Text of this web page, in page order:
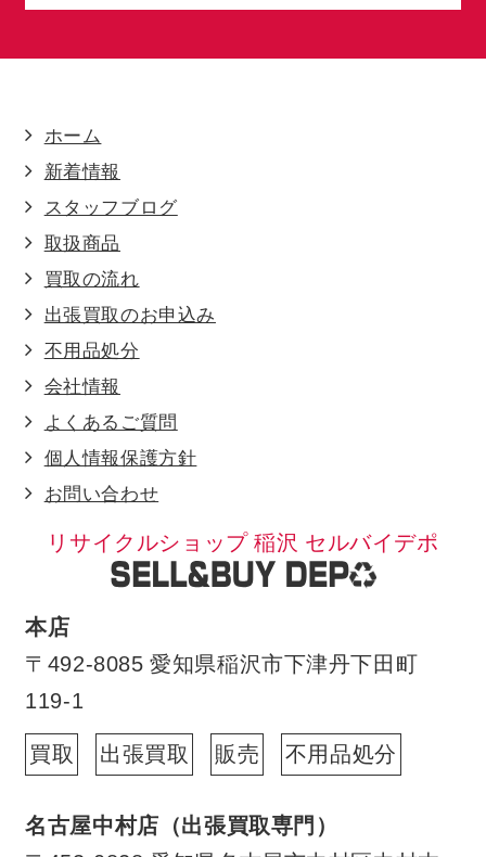
ホーム
新着情報
スタッフブログ
取扱商品
買取の流れ
出張買取のお申込み
不用品処分
会社情報
よくあるご質問
個人情報保護方針
お問い合わせ
リサイクルショップ 稲沢 セルバイデポ
本店
〒492-8085 愛知県稲沢市下津丹下田町
119-1
買取 出張買取 販売 不用品処分
名古屋中村店（出張買取専門）